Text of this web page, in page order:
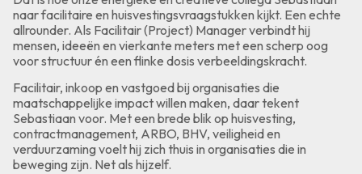
naar facilitaire en huisvestingsvraagstukken kijkt. Een echte
allrounder. Als Facilitair (Project) Manager verbindt hij
mensen, ideeën en vierkante meters met een scherp oog
voor structuur én een flinke dosis verbeeldingskracht.
Facilitair, inkoop en vastgoed bij organisaties die
maatschappelijke impact willen maken, daar tekent
Sebastiaan voor. Met een brede blik op huisvesting,
contractmanagement, ARBO, BHV, veiligheid en
verduurzaming voelt hij zich thuis in organisaties die in
beweging zijn. Net als hijzelf.